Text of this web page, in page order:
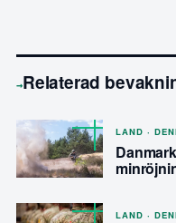
→Relaterad
LAND ·
LAND ·